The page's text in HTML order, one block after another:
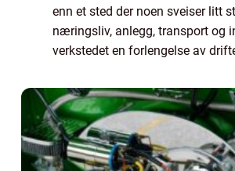
enn et sted der noen sveiser litt
næringsliv, anlegg, transport og
verkstedet en forlengelse av
Derfor spiller gode verksteder en